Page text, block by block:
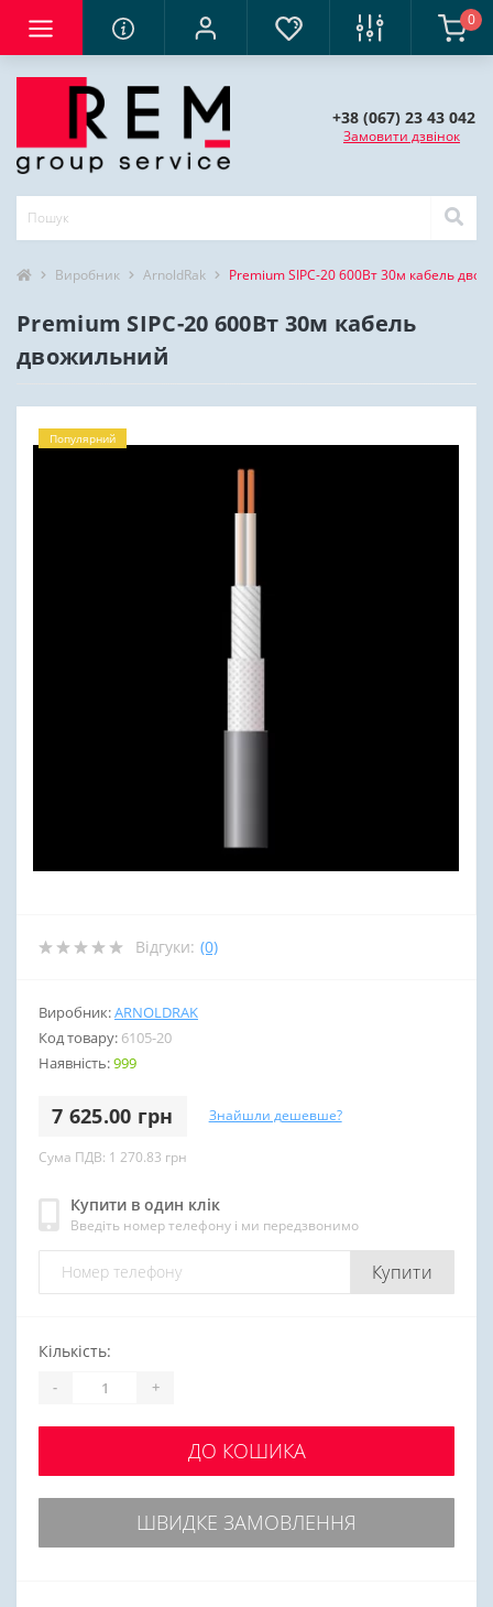
0
+38 (067) 23 43 042
Замовити дзвінок
Виробник ArnoldRak Premium SIPC-20 600Вт 30м кабель
Premium SIPC-20 600Вт 30м кабель
двожильний
Популярний
Відгуки: (0)
Виробник:ARNOLDRAK
Код товару: 6105-20
Наявність:999
7 625.00 грн Знайшли дешевше?
Сума ПДВ: 1 270.83 грн
Купити в один клік
Введіть номер телефону і ми передзвонимо
Купити
Кількість:
- +
ДО КОШИКА
ШВИДКЕ ЗАМОВЛЕННЯ